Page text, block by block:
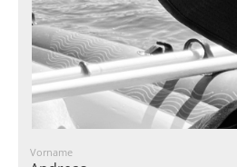
Vorname